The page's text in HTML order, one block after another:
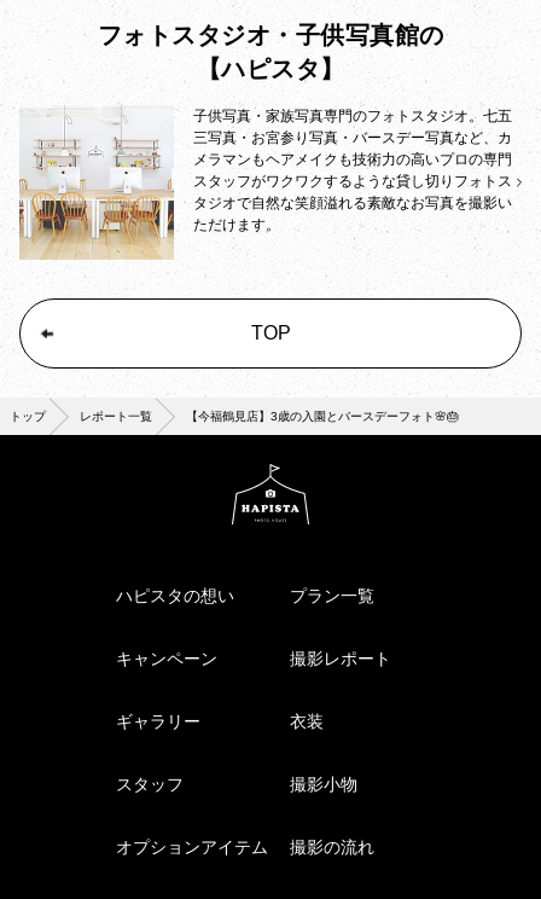
フォトスタジオ・子供写真館の
【ハピスタ】
子供写真・家族写真専門のフォトスタジオ。七五
三写真・お宮参り写真・バースデー写真など、カ
メラマンもヘアメイクも技術力の高いプロの専門
スタッフがワクワクするような貸し切りフォトス
タジオで自然な笑顔溢れる素敵なお写真を撮影い
ただけます。
TOP
トップ レポート一覧 【今福鶴見店】3歳の入園とバースデーフォト🌸🎂
ハピスタの想い プラン一覧
キャンペーン 撮影レポート
ギャラリー 衣装
スタッフ 撮影小物
オプションアイテム 撮影の流れ